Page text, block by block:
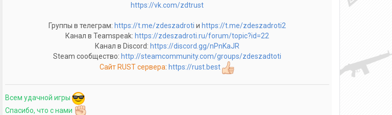
https://vk.com/zdtrust
Группы в телеграм: https://t.me/zdeszadroti и https://t.me/zdeszadroti2
Канал в Teamspeak: https://zdeszadroti.ru/forum/topic?id=22
Канал в Discord: https://discord.gg/nPnKaJR
Steam сообщество: http://steamcommunity.com/groups/zdeszadtoti
Сайт RUST сервера: https://rust.best
Всем удачной игры
Спасибо, что с нами